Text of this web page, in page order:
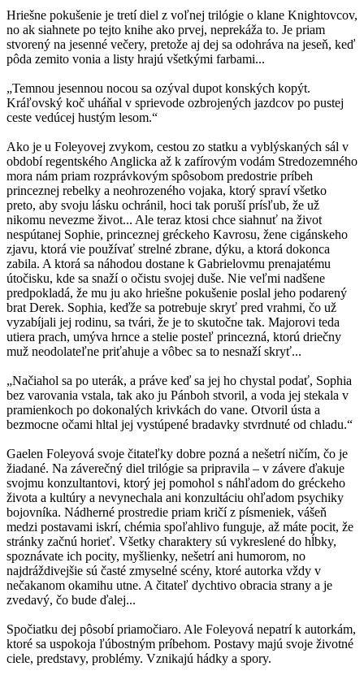
Hriešne pokušenie je tretí diel z voľnej trilógie o klane Knightovcov,
no ak siahnete po tejto knihe ako prvej, neprekáža to. Je priam
stvorený na jesenné večery, pretože aj dej sa odohráva na jeseň, keď
pôda zemito vonia a listy hrajú všetkými farbami...
„Temnou jesennou nocou sa ozýval dupot konských kopýt.
Kráľovský koč uháňal v sprievode ozbrojených jazdcov po pustej
ceste vedúcej hustým lesom.“
Ako je u Foleyovej zvykom, cestou zo statku a vyblýskaných sál v
období regentského Anglicka až k zafírovým vodám Stredozemného
mora nám priam rozprávkovým spôsobom predostrie príbeh
princeznej rebelky a neohrozeného vojaka, ktorý spraví všetko
preto, aby svoju lásku ochránil, hoci tak poruší prísľub, že už
nikomu nevezme život... Ale teraz ktosi chce siahnuť na život
nespútanej Sophie, princeznej gréckeho Kavrosu, žene cigánskeho
zjavu, ktorá vie používať strelné zbrane, dýku, a ktorá dokonca
zabila. A ktorá sa náhodou dostane k Gabrielovmu prenajatému
útočisku, kde sa snaží o očistu svojej duše. Nie veľmi nadšene
predpokladá, že mu ju ako hriešne pokušenie poslal jeho podarený
brat Derek. Sophia, keďže sa potrebuje skryť pred vrahmi, čo už
vyzabíjali jej rodinu, sa tvári, že je to skutočne tak. Majorovi teda
utiera prach, umýva hrnce a stelie posteľ princezná, ktorú driečny
muž neodolateľne priťahuje a vôbec sa to nesnaží skryť...
„Načiahol sa po uterák, a práve keď sa jej ho chystal podať, Sophia
bez varovania vstala, tak ako ju Pánboh stvoril, a voda jej stekala v
pramienkoch po dokonalých krivkách do vane. Otvoril ústa a
bezmocne očami hltal jej vystúpené bradavky stvrdnuté od chladu.“
Gaelen Foleyová svoje čitateľky dobre pozná a nešetrí ničím, čo je
žiadané. Na záverečný diel trilógie sa pripravila – v závere ďakuje
svojmu konzultantovi, ktorý jej pomohol s náhľadom do gréckeho
života a kultúry a nevynechala ani konzultáciu ohľadom psychiky
bojovníka. Nádherné prostredie priam kričí z písmeniek, vášeň
medzi postavami iskrí, chémia spoľahlivo funguje, až máte pocit, že
stránky začnú horieť. Všetky charaktery sú vykreslené do hĺbky,
spoznávate ich pocity, myšlienky, nešetrí ani humorom, no
najdráždivejšie sú časté zmyselné scény, ktoré autorka vždy v
nečakanom okamihu utne. A čitateľ dychtivo obracia strany a je
zvedavý, čo bude ďalej...
Spočiatku dej pôsobí priamočiaro. Ale Foleyová nepatrí k autorkám,
ktoré sa uspokoja ľúbostným príbehom. Postavy majú svoje životné
ciele, predstavy, problémy. Vznikajú hádky a spory.